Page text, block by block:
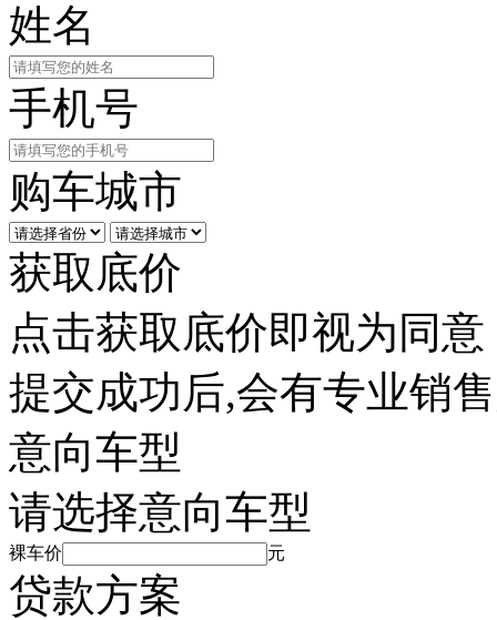
姓名
手机号
购车城市
获取底价
点击获取底价即视为同意
提交成功后,会有专业销
意向车型
请选择意向车型
裸车价 元
贷款方案